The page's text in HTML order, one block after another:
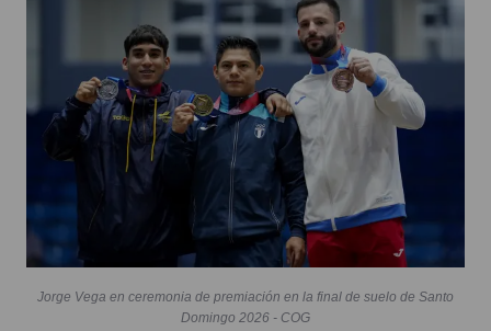
Jorge Vega en ceremonia de premiación en la final de suelo de Santo
Domingo 2026 - COG